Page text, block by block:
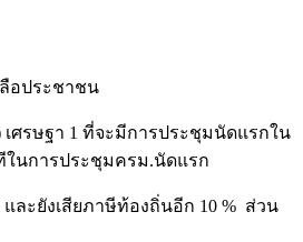
อประชาชน
ศรษฐา 1 ที่จะมีการประชุมนัดแรกใน
ในการประชุมครม.นัดแรก
และยังเสียภาษีท้องถิ่นอีก 10 % ส่วน